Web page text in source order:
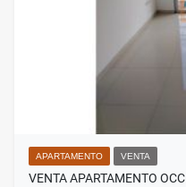
APARTAMENTO VENTA
VENTA APARTAMENTO